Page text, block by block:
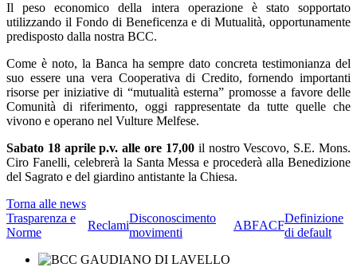
Il peso economico della intera operazione è stato sopportato
utilizzando il Fondo di Beneficenza e di Mutualità, opportunamente
predisposto dalla nostra BCC.
Come è noto, la Banca ha sempre dato concreta testimonianza del
suo essere una vera Cooperativa di Credito, fornendo importanti
risorse per iniziative di “mutualità esterna” promosse a favore delle
Comunità di riferimento, oggi rappresentate da tutte quelle che
vivono e operano nel Vulture Melfese.
Sabato 18 aprile p.v. alle ore 17,00il nostro Vescovo, S.E. Mons.
Ciro Fanelli, celebrerà la Santa Messa e procederà alla Benedizione
del Sagrato e del giardino antistante la Chiesa.
Torna alle news
Trasparenza e
Norme
Reclami
Disconoscimento
movimenti
ABFACF
Definizione
di default